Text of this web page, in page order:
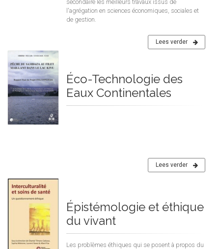
secondaire les meilleurs travaux issus de
l'agrégation en sciences économiques, sociales et
de gestion.
Lees verder
Éco-Technologie des
Eaux Continentales
Lees verder
Épistémologie et éthique
du vivant
Les problèmes éthiques qui se posent à propos du